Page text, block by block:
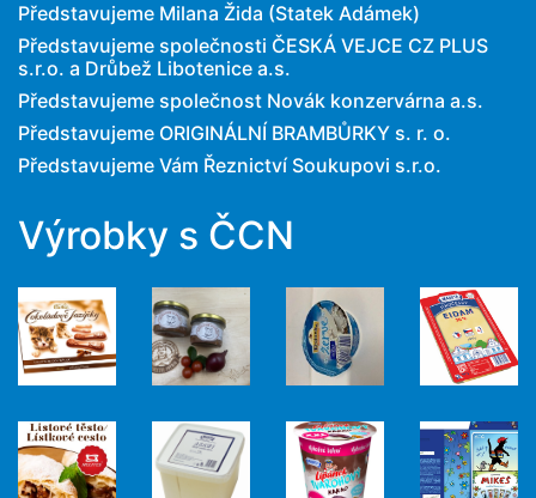
Představujeme Milana Žida (Statek Adámek)
Představujeme společnosti ČESKÁ VEJCE CZ PLUS
s.r.o. a Drůbež Libotenice a.s.
Představujeme společnost Novák konzervárna a.s.
Představujeme ORIGINÁLNÍ BRAMBŮRKY s. r. o.
Představujeme Vám Řeznictví Soukupovi s.r.o.
Výrobky s ČCN